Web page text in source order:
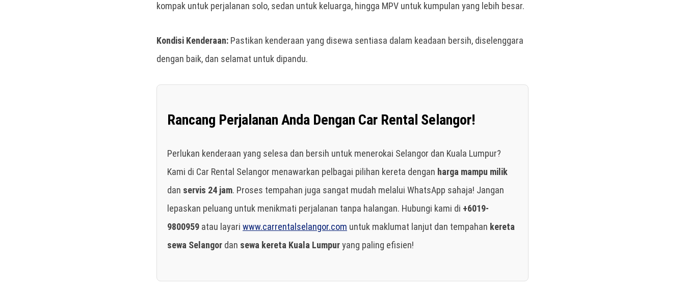
kompak untuk perjalanan solo, sedan untuk keluarga, hingga MPV untuk kumpulan yang lebih besar.
Kondisi Kenderaan: Pastikan kenderaan yang disewa sentiasa dalam keadaan bersih, diselenggara
dengan baik, dan selamat untuk dipandu.
Rancang Perjalanan Anda Dengan Car Rental Selangor!
Perlukan kenderaan yang selesa dan bersih untuk menerokai Selangor dan Kuala Lumpur?
Kami di Car Rental Selangor menawarkan pelbagai pilihan kereta dengan harga mampu milik
dan servis 24 jam. Proses tempahan juga sangat mudah melalui WhatsApp sahaja! Jangan
lepaskan peluang untuk menikmati perjalanan tanpa halangan. Hubungi kami di +6019-
9800959 atau layari www.carrentalselangor.com untuk maklumat lanjut dan tempahan kereta
sewa Selangor dan sewa kereta Kuala Lumpuryang paling efisien!